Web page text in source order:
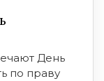
День
по праву